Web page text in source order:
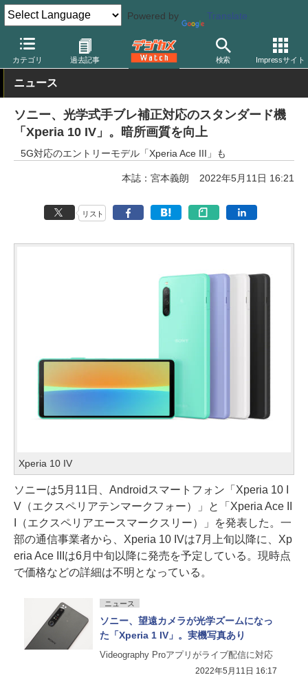
Powered by Translate
カテゴリ 過去記事 検索 Impressサイト
デジカメ Watch PC/モバイル関連 スマートフォン
ニュース
ソニー、光学式手ブレ補正対応のスタンダード機
「Xperia 10 IV」。暗所画質を向上
5G対応のエントリーモデル「Xperia Ace III」も
本誌：宮本義朗 2022年5月11日 16:21
リスト
Xperia 10 IV
ソニーは5月11日、Androidスマートフォン「Xperia 10 I
V（エクスペリアテンマークフォー）」と「Xperia Ace II
I（エクスペリアエースマークスリー）」を発表した。一
部の通信事業者から、Xperia 10 IVは7月上旬以降に、Xp
eria Ace IIIは6月中旬以降に発売を予定している。現時点
で価格などの詳細は不明となっている。
ニュース
ソニー、望遠カメラが光学ズームになっ
た「Xperia 1 IV」。実機写真あり
Videography Proアプリがライブ配信に対応
2022年5月11日 16:17